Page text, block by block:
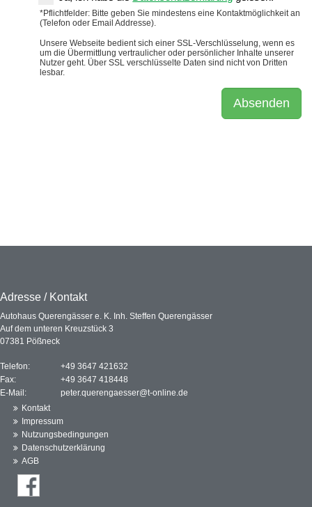
Adresse / Kontakt
Autohaus Querengässer e. K. Inh. Steffen Querengässer
Auf dem unteren Kreuzstück 3
07381 Pößneck
Telefon:
+49 3647 421632
Fax:
+49 3647 418448
E-Mail:
peter.querengaesser@t-online.de
Kontakt
Impressum
Nutzungsbedingungen
Datenschutzerklärung
AGB